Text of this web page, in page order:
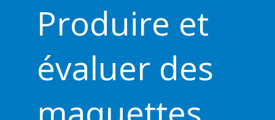
Produire et
évaluer des